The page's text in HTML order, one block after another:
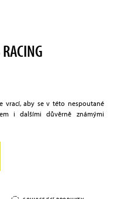
vrací, aby se v této nespoutané
i dalšími důvěrně známými